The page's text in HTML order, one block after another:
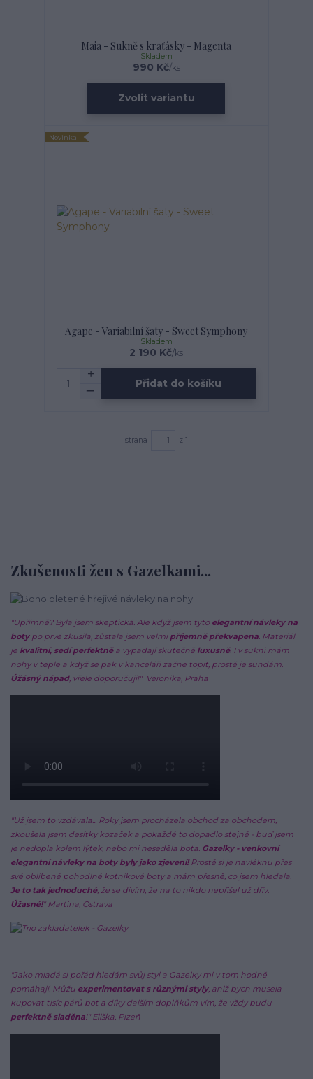
Zkušenosti žen s Gazelkami...
"Upřímně? Byla jsem skeptická. Ale když jsem tyto elegantní návleky na
botypo prvé zkusila, zůstala jsem velmi příjemně překvapena . Materiál
je kvalitní, sedí perfektněa vypadají skutečně luxusně. I v sukni mám
nohy v teple a když se pak v kanceláři začne topit, prostě je sundám.
Úžásný nápad, vřele doporučuji!" Veronika, Praha
"Už jsem to vzdávala... Roky jsem procházela obchod za obchodem,
zkoušela jsem desítky kozaček a pokaždé to dopadlo stejně - buď jsem
je nedopla kolem lýtek, nebo mi neseděla bota. Gazelky - venkovní
elegantní návleky na boty byly jako zjevení!Prostě si je navléknu přes
své oblíbené pohodlné kotníkové boty a mám přesně, co jsem hledala.
Je to tak jednoduché, že se divím, že na to nikdo nepřišel už dřív.
Úžasné!" Martina, Ostrava
"Jako mladá si pořád hledám svůj styl a Gazelky mi v tom hodně
pomáhají. Můžu experimentovat s různými styly, aniž bych musela
kupovat tisíc párů bot a díky dalším doplňkům vím, že vždy budu
perfektně sladěna!" Eliška, Plzeň
Maia - Sukně s kraťásky - Magenta
990 Kč/ks
Skladem
Zvolit variantu
Novinka
Agape - Variabilní šaty - Sweet Symphony
2 190 Kč/ks
Skladem
Přidat do košíku
strana z 1